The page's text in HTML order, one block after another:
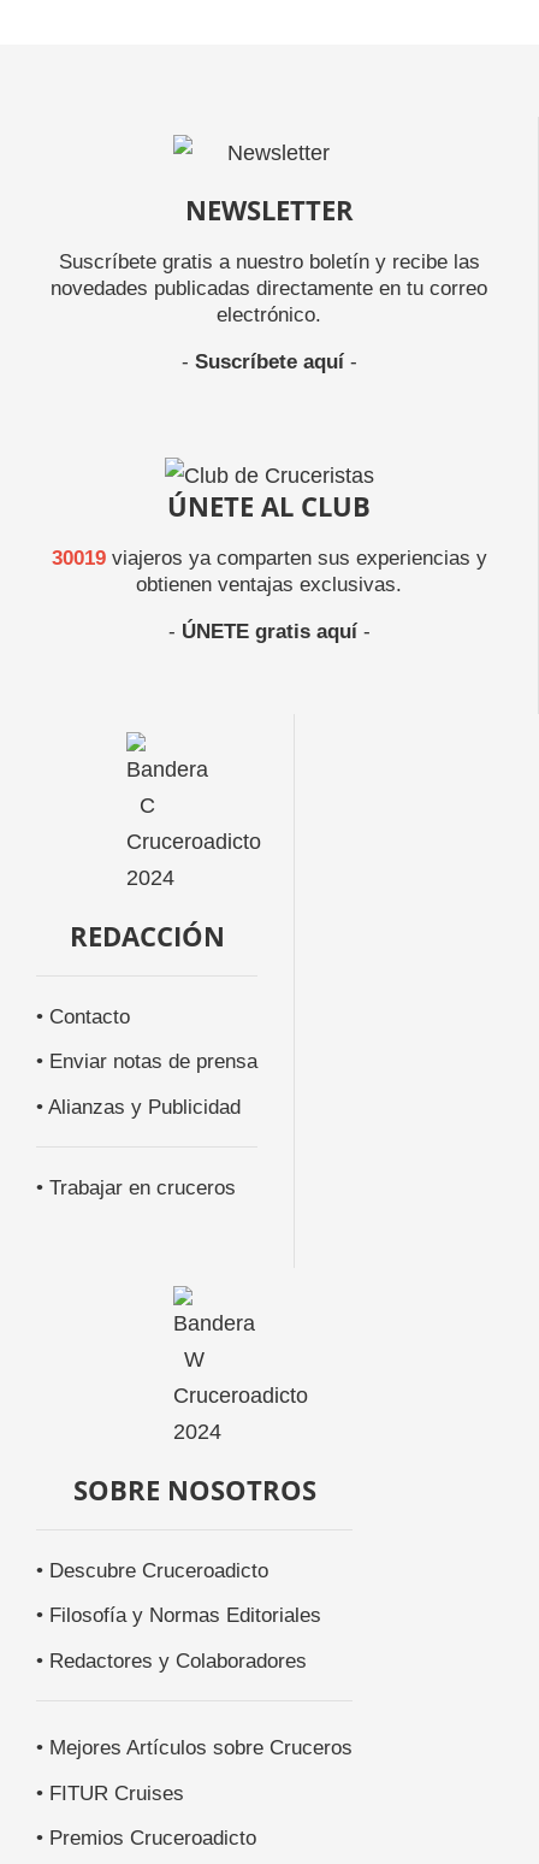
NEWSLETTER
Suscríbete gratis a nuestro boletín y recibe las
novedades publicadas directamente en tu correo
electrónico.
- Suscríbete aquí-
ÚNETE AL CLUB
30019viajeros ya comparten sus experiencias y
obtienen ventajas exclusivas.
- ÚNETE gratis aquí-
REDACCIÓN
• Contacto
• Enviar notas de prensa
• Alianzas y Publicidad
• Trabajar en cruceros
SOBRE NOSOTROS
• Descubre Cruceroadicto
• Filosofía y Normas Editoriales
• Redactores y Colaboradores
• Mejores Artículos sobre Cruceros
• FITUR Cruises
• Premios Cruceroadicto